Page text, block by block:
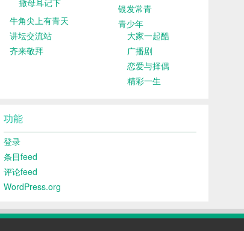
撒母耳记下
牛角尖上有青天
讲坛交流站
齐来敬拜
银发常青
青少年
大家一起酷
广播剧
恋爱与择偶
精彩一生
功能
登录
条目feed
评论feed
WordPress.org